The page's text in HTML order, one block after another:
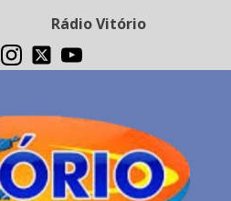
Rádio Vitório FM -